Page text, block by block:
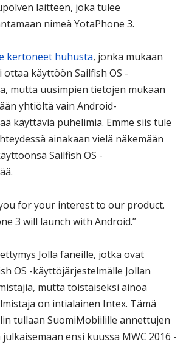
laitteen, joka tulee
nimeä YotaPhone 3.
kertoneet huhusta, jonka mukaan
ottaa käyttöön Sailfish OS -
mutta uusimpien tietojen mukaan
yhtiöltä vain Android-
käyttäviä puhelimia. Emme siis tule
ainakaan vielä näkemään
Sailfish OS -
for your interest to our product.
3 will launch with Android.”
Jolla faneille, jotka ovat
OS -käyttöjärjestelmälle Jollan
mutta toistaiseksi ainoa
on intialainen Intex. Tämä
tullaan SuomiMobiilille annettujen
ensi kuussa MWC 2016 -